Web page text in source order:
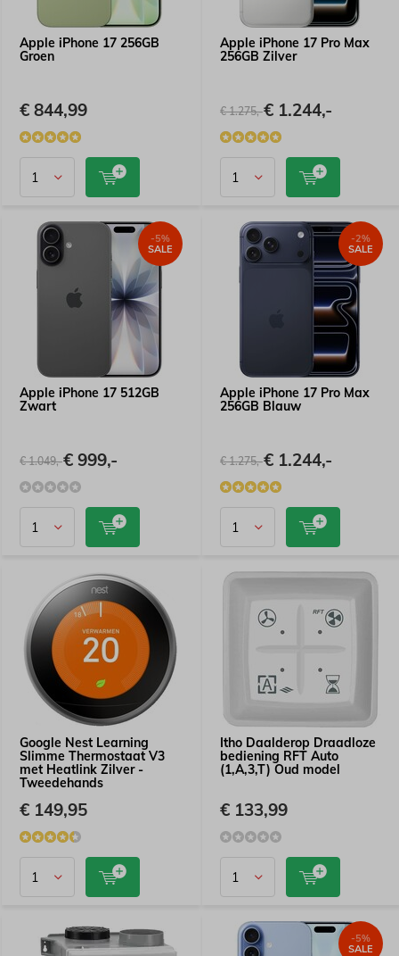
Apple iPhone 17 256GB
Groen
€ 844,99
Apple iPhone 17 Pro Max
256GB Zilver
€ 1.275,-€ 1.244,-
Apple iPhone 17 512GB
Zwart
-5%
SALE
€ 1.049,-€ 999,-
Apple iPhone 17 Pro Max
256GB Blauw
-2%
SALE
€ 1.275,-€ 1.244,-
Google Nest Learning
Slimme Thermostaat V3
met Heatlink Zilver -
Tweedehands
€ 149,95
Itho Daalderop Draadloze
bediening RFT Auto
(1,A,3,T) Oud model
€ 133,99
-5%
SALE